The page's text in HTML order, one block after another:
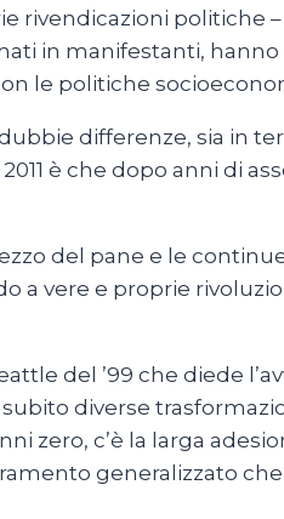
rivendicazioni politiche
in manifestanti,
le politiche
differenze, sia in
è che dopo anni di
del pane e le
a vere e proprie
del ’99 che diede
diverse
zero, c’è la larga
generalizzato